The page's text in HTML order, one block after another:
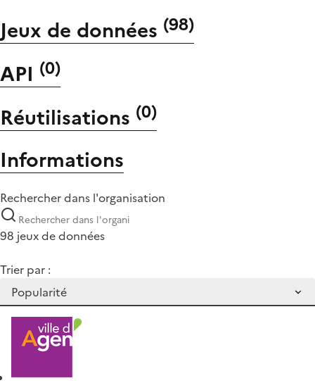
Jeux de données (98)
API (0)
Réutilisations (0)
Informations
Rechercher dans l'organisation
98 jeux de données
Trier par :